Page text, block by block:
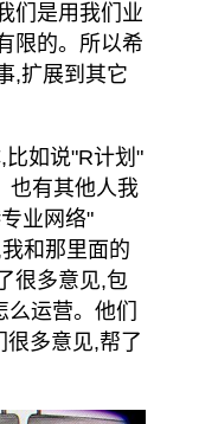
们是用我们业
限的。所以希
,扩展到其它
比如说"R计划"
也有其他人我
业网络"
和那里面的
很多意见,包
运营。他们
很多意见,帮了